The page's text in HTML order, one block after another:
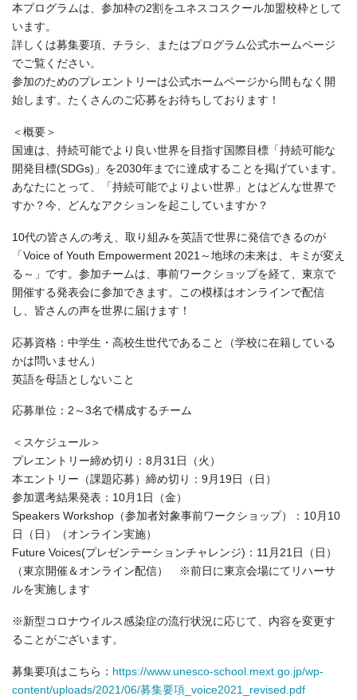
本プログラムは、参加枠の2割をユネスコスクール加盟校枠として
います。
詳しくは募集要項、チラシ、またはプログラム公式ホームページ
でご覧ください。
参加のためのプレエントリーは公式ホームページから間もなく開
始します。たくさんのご応募をお待ちしております！
＜概要＞
国連は、持続可能でより良い世界を目指す国際目標「持続可能な
開発目標(SDGs)」を2030年までに達成することを掲げています。
あなたにとって、「持続可能でよりよい世界」とはどんな世界で
すか？今、どんなアクションを起こしていますか？
10代の皆さんの考え、取り組みを英語で世界に発信できるのが
「Voice of Youth Empowerment 2021～地球の未来は、キミが変え
る～」です。参加チームは、事前ワークショップを経て、東京で
開催する発表会に参加できます。この模様はオンラインで配信
し、皆さんの声を世界に届けます！
応募資格：中学生・高校生世代であること（学校に在籍している
かは問いません）
英語を母語としないこと
応募単位：2～3名で構成するチーム
＜スケジュール＞
プレエントリー締め切り：8月31日（火）
本エントリー（課題応募）締め切り：9月19日（日）
参加選考結果発表：10月1日（金）
Speakers Workshop（参加者対象事前ワークショップ）：10月10
日（日）（オンライン実施）
Future Voices(プレゼンテーションチャレンジ)：11月21日（日）
（東京開催＆オンライン配信） ※前日に東京会場にてリハーサ
ルを実施します
※新型コロナウイルス感染症の流行状況に応じて、内容を変更す
ることがございます。
募集要項はこちら： https://www.unesco-school.mext.go.jp/wp-
content/uploads/2021/06/募集要項_voice2021_revised.pdf